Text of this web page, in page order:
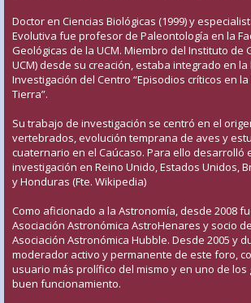
Doctor en Ciencias Biológicas (1999) y
Evolutiva fue profesor de Paleontología en la
Geológicas de la UCM. Miembro del Instituto de
UCM) desde su creación, estaba integrado en la
Investigación del Centro “Episodios críticos en
Tierra”.
Su trabajo de investigación se centró en el
vertebrados, evolución temprana de aves y
cuaternario en el Caúcaso. Para ello desarrolló
investigación en Reino Unido, Estados Unidos,
y Honduras (Fte. Wikipedia)
Como aficionado a la Astronomía, desde 2008
Asociación Astronómica AstroHenares y socio
Asociación Astronómica Hubble. Desde 2005 y
moderador activo y permanente de este foro,
usuario más prolífico del mismo y en uno de los
buen funcionamiento.